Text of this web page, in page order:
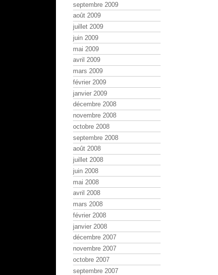
septembre 2009
août 2009
juillet 2009
juin 2009
mai 2009
avril 2009
mars 2009
février 2009
janvier 2009
décembre 2008
novembre 2008
octobre 2008
septembre 2008
août 2008
juillet 2008
juin 2008
mai 2008
avril 2008
mars 2008
février 2008
janvier 2008
décembre 2007
novembre 2007
octobre 2007
septembre 2007